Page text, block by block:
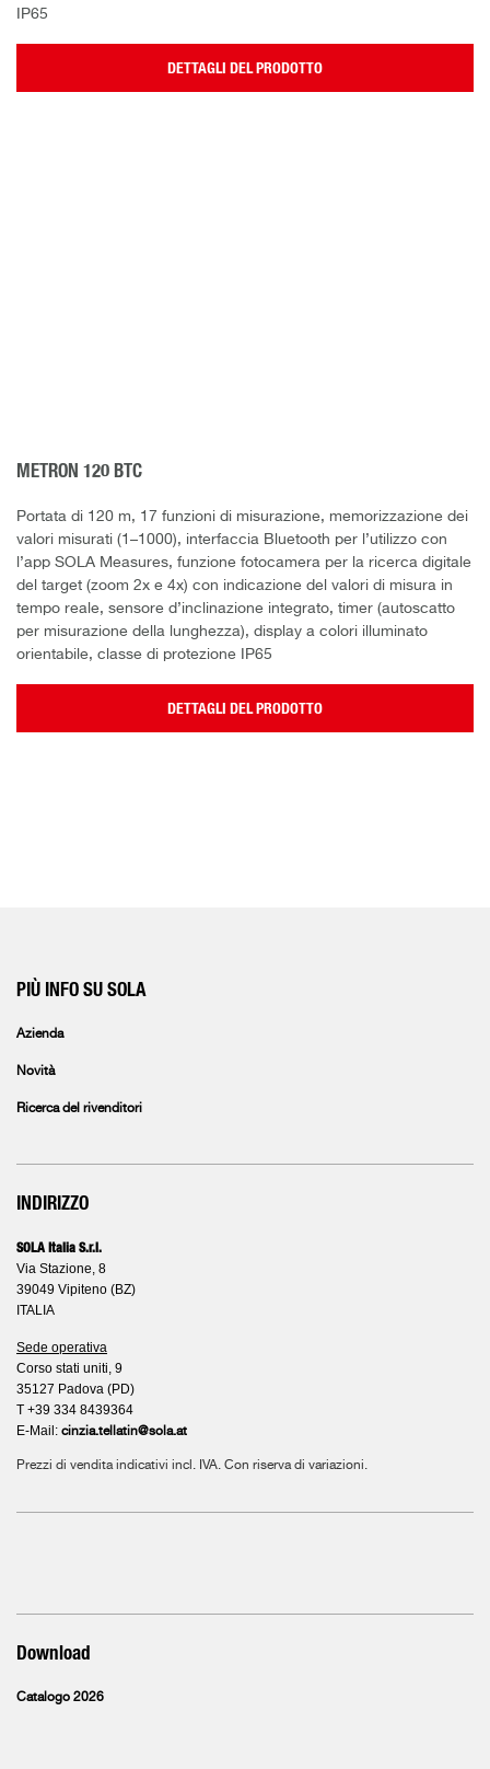
IP65
DETTAGLI DEL PRODOTTO
METRON 120 BTC
Portata di 120 m, 17 funzioni di misurazione, memorizzazione dei
valori misurati (1–1000), interfaccia Bluetooth per l’utilizzo con
l’app SOLA Measures, funzione fotocamera per la ricerca digitale
del target (zoom 2x e 4x) con indicazione del valori di misura in
tempo reale, sensore d’inclinazione integrato, timer (autoscatto
per misurazione della lunghezza), display a colori illuminato
orientabile, classe di protezione IP65
DETTAGLI DEL PRODOTTO
PIÙ INFO SU SOLA
Azienda
Novità
Ricerca del rivenditori
INDIRIZZO
SOLA Italia S.r.l.
Via Stazione, 8
39049 Vipiteno (BZ)
ITALIA
Sede operativa
Corso stati uniti, 9
35127 Padova (PD)
T +39 334 8439364
E-Mail: cinzia.tellatin@sola.at
Prezzi di vendita indicativi incl. IVA. Con riserva di variazioni.
Download
Catalogo 2026